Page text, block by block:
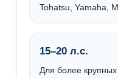
Tohatsu, Yamaha,
15–20 л.с.
Для более